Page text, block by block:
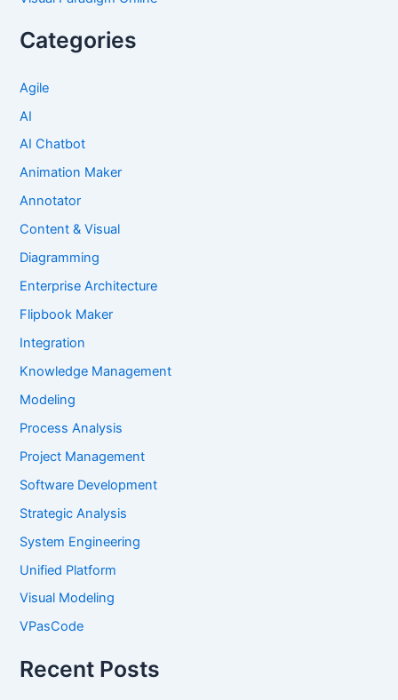
Categories
Agile
AI
AI Chatbot
Animation Maker
Annotator
Content & Visual
Diagramming
Enterprise Architecture
Flipbook Maker
Integration
Knowledge Management
Modeling
Process Analysis
Project Management
Software Development
Strategic Analysis
System Engineering
Unified Platform
Visual Modeling
VPasCode
Recent Posts